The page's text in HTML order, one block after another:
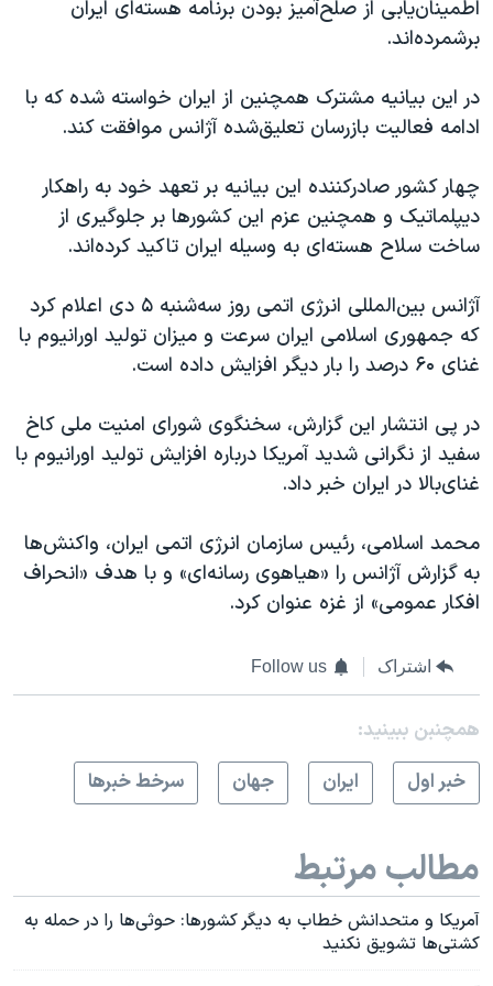
اطمینان‌یابی از صلح‌آمیز بودن برنامه هسته‌ای ایران
برشمرده‌اند.
در این بیانیه مشترک همچنین از ایران خواسته شده که با
ادامه فعالیت بازرسان تعلیق‌شده آژانس موافقت کند.
چهار کشور صادرکننده این بیانیه بر تعهد خود به راهکار
دیپلماتیک و همچنین عزم این کشورها بر جلوگیری از
ساخت سلاح هسته‌ای به وسیله ایران تاکید کرده‌اند.
آژانس بین‌المللی انرژی اتمی روز سه‌شنبه ۵ دی اعلام کرد
که جمهوری اسلامی ایران سرعت و میزان تولید اورانیوم با
غنای ۶۰ درصد را بار دیگر افزایش داده است.
در پی انتشار این گزارش، سخنگوی شورای امنیت ملی کاخ
سفید از نگرانی شدید آمریکا درباره افزایش تولید اورانیوم با
غنای‌بالا در ایران خبر داد.
محمد اسلامی، رئیس سازمان انرژی اتمی ایران، واکنش‌ها
به گزارش آژانس را «هیاهوی رسانه‌ای» و با هدف «انحراف
افکار عمومی» از غزه عنوان کرد.
اشتراک Follow us
همچنبن ببینید:
خبر اول
ايران جهان سرخط خبرها
مطالب مرتبط
آمریکا و متحدانش خطاب به دیگر کشورها: حوثی‌ها را در حمله به
کشتی‌ها تشویق نکنید